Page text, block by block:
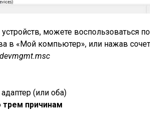
можете воспользоваться
в «Мой компьютер», или нажав
(или оба)
трем причинам